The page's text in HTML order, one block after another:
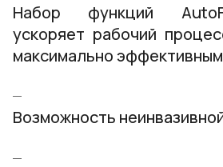
Набор функций
ускоряет рабочий
максимально эффективным
Возможность